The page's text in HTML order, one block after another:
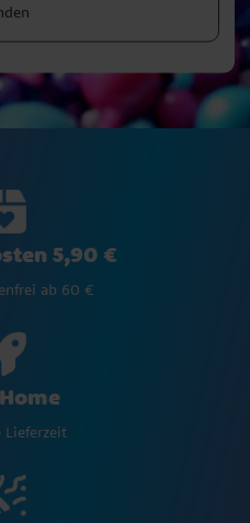
5,90 €
ab 60 €
Lieferzeit